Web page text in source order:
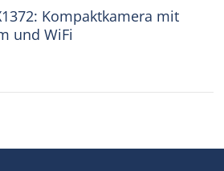
Kompaktkamera mit
und WiFi